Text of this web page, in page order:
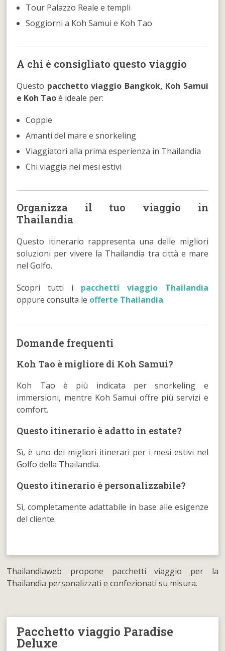
Tour Palazzo Reale e templi
Soggiorni a Koh Samui e Koh Tao
A chi è consigliato questo viaggio
Questo pacchetto viaggio Bangkok, Koh Samui
e Koh Taoè ideale per:
Coppie
Amanti del mare e snorkeling
Viaggiatori alla prima esperienza in Thailandia
Chi viaggia nei mesi estivi
Organizza il tuo viaggio in
Thailandia
Questo itinerario rappresenta una delle migliori
soluzioni per vivere la Thailandia tra città e mare
nel Golfo.
Scopri tutti i pacchetti viaggio Thailandia
oppure consulta le offerte Thailandia.
Domande frequenti
Koh Tao è migliore di Koh Samui?
Koh Tao è più indicata per snorkeling e
immersioni, mentre Koh Samui offre più servizi e
comfort.
Questo itinerario è adatto in estate?
Sì, è uno dei migliori itinerari per i mesi estivi nel
Golfo della Thailandia.
Questo itinerario è personalizzabile?
Sì, completamente adattabile in base alle esigenze
del cliente.
Thailandiaweb propone pacchetti viaggio per la
Thailandia personalizzati e confezionati su misura.
Pacchetto viaggio Paradise
Deluxe